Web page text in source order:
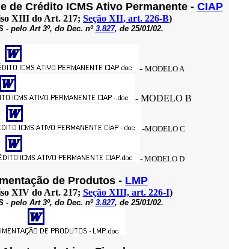
de Crédito ICMS Ativo Permanente - CIAP
XIII do Art. 217; Seção XII, art. 226-B)
- pelo Art 3º, do Dec. nº 3.827, de 25/01/02.
- MODELO A
- MODELO B
-MODELO C
-MODELO D
de Produtos - LMP
XIV do Art. 217; Seção XIII, art. 226-I)
- pelo Art 3º, do Dec. nº 3.827, de 25/01/02.